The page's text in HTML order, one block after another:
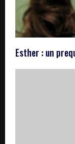
Esther : un